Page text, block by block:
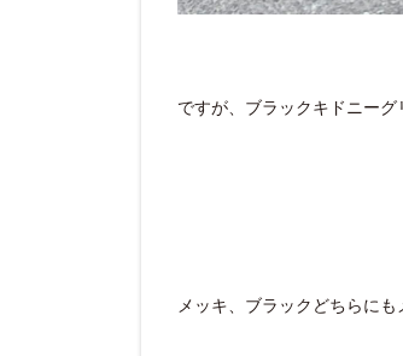
ですが、ブラックキドニー
メッキ、ブラックどちらに